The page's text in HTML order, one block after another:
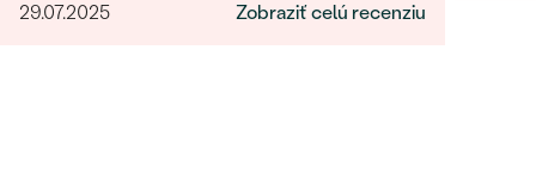
29.07.2025
Zobraziť celú recenziu